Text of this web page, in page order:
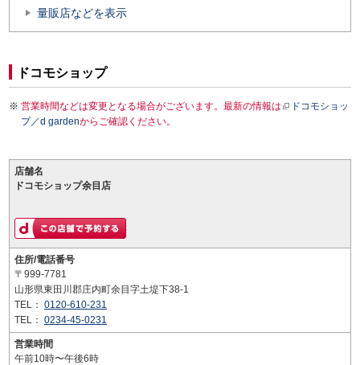
量販店などを表示
ドコモショップ
営業時間などは変更となる場合がございます。最新の情報は
ドコモショッ
プ／d gardenからご確認ください。
店舗名
ドコモショップ余目店
住所/電話番号
〒999-7781
山形県東田川郡庄内町余目字土堤下38-1
TEL： 0120-610-231
TEL： 0234-45-0231
営業時間
午前10時〜午後6時